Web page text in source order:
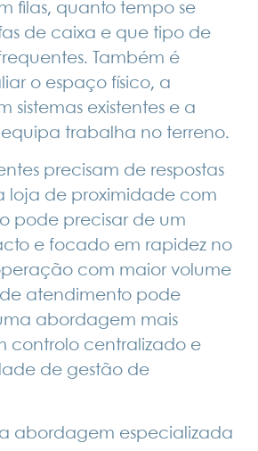
filas, quanto tempo se
de caixa e que tipo de
Também é
o espaço físico, a
sistemas existentes e a
trabalha no terreno.
precisam de respostas
loja de proximidade com
pode precisar de um
e focado em rapidez no
com maior volume
de atendimento pode
abordagem mais
controlo centralizado e
de gestão de
abordagem especializada